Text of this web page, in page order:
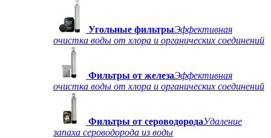
Угольные фильтрыЭффективная
очистка воды от хлора и органических соединений
Фильтры от железаЭффективная
очистка воды от хлора и органических соединений
Фильтры от сероводородаУдаление
запаха сероводорода из воды